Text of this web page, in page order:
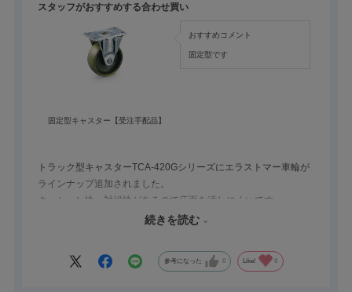
スタッフがおすすめする合わせ買い
固定型キャスター【受注手配品】
おすすめコメント
固定型です
トラック型キャスターTCA-420Gシリーズにエラストマー車輪が
ラインナップ追加されました。
クッション性、対候性があるので床面を汚しにくいです。
車輪径サイズは３種類で25㎜、32㎜、38㎜があります。
続きを読む
参考になった 0 Like! 0